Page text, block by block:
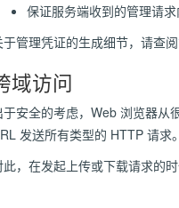
保证服务端收到的管理请
于管理凭证的生成细节，请查阅
域访问
于安全的考虑，Web 浏览器从
发送所有类型的 HTTP 请求
此，在发起上传或下载请求的